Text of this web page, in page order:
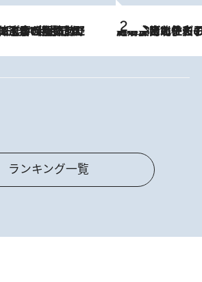
2026.8.3
《「文士の子ども被害者の会」発足！》阿川佐和子（72）が語る遠藤周作に北杜夫、劇作家・矢代静一の子どもたちの“文豪プライベート事件簿”
ランキング一覧